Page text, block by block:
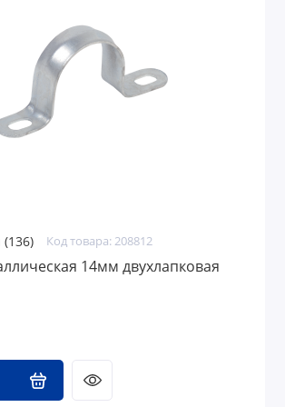
Код товара: 208812
14мм двухлапковая